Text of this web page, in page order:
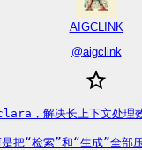
AIGCLINK
@aigclink
，解决长上下文处理
把“检索”和“生成”全部